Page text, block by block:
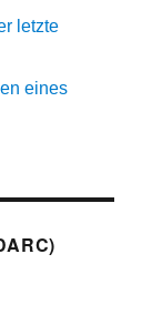
letzte
eines